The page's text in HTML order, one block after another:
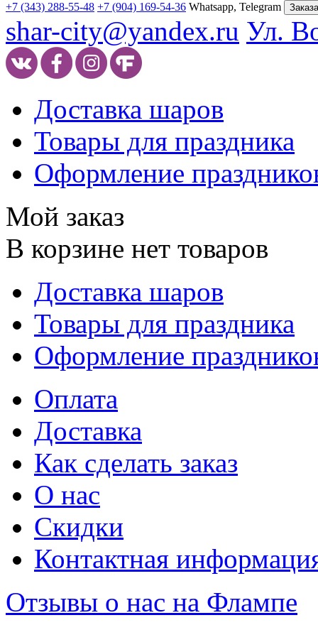
+7 (343) 288-55-48 +7 (904) 169-54-36 Whatsapp, Telegram
shar-city@yandex.ru Ул.
Доставка шаров
Товары для праздника
Оформление
Мой заказ
В корзине нет товаров
Доставка шаров
Товары для праздника
Оформление
Оплата
Доставка
Как сделать заказ
О нас
Скидки
Контактная
Отзывы о нас на Флампе